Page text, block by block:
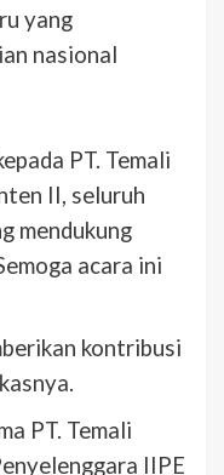
yang
nasional
PT. Temali
II, seluruh
mendukung
acara ini
kontribusi
PT. Temali
IIPE